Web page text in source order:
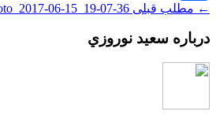
اشتراک
گذاری
← مطلب قبلی 06-15_19-07-36
درباره سعيد نوروزي